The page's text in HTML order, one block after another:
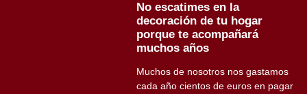
No escatimes en la
decoración de tu hogar
porque te acompañará
muchos años
Muchos de nosotros nos gastamos
cada año cientos de euros en pagar